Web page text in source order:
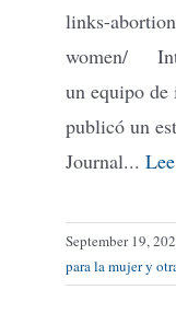
links-
women/
un equipo de
publicó un
Journal...
September 19,
para la mujer y